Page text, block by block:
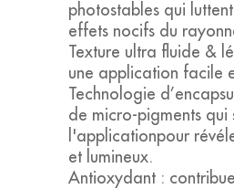
photostables qui
effets nocifs du
Texture ultra fluide &
une application facile
Technologie
de micro-pigments qui
l'applicationpour
et lumineux.
Antioxydant :